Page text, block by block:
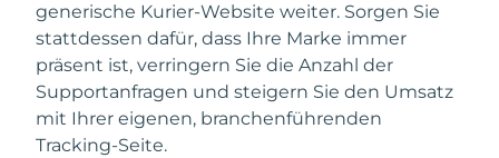
generische Kurier-Website weiter. Sorgen Sie
stattdessen dafür, dass Ihre Marke immer
präsent ist, verringern Sie die Anzahl der
Supportanfragen und steigern Sie den Umsatz
mit Ihrer eigenen, branchenführenden
Tracking-Seite.